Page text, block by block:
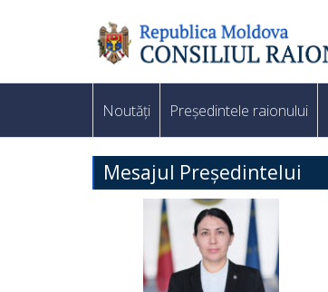
Noutăți Președintele raionului
Mesajul Președintelui